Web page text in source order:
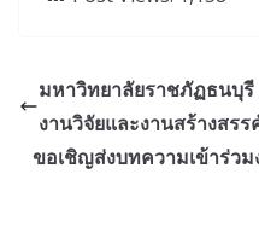
มหาวิทยาลัยราชภัฏธนบุรี
งานวิจัยและงานสร้างสร
ขอเชิญส่งบทความเข้าร่ว